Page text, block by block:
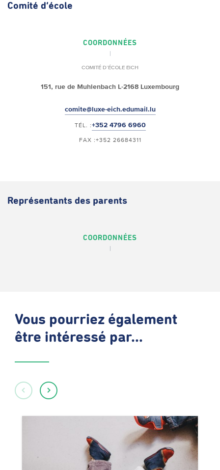
Comité d’école
COORDONNÉES
COMITÉ D’ÉCOLE EICH
151, rue de Muhlenbach L-2168 Luxembourg
comite@luxe-eich.edumail.lu
TÉL. :+352 4796 6960
FAX :+352 26684311
Représentants des parents
COORDONNÉES
Vous pourriez également
être intéressé par...